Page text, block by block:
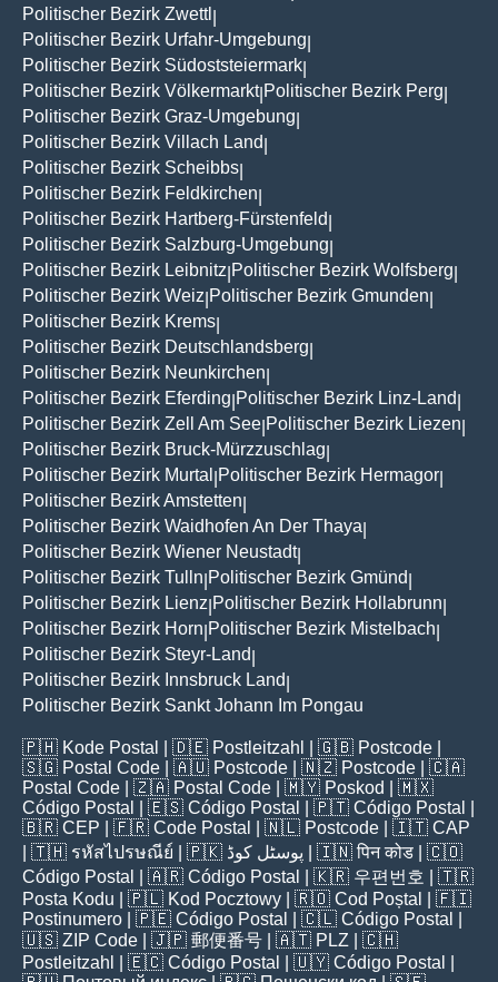
Politischer Bezirk Zwettl
Politischer Bezirk Urfahr-Umgebung
Politischer Bezirk Südoststeiermark
Politischer Bezirk Völkermarkt| Politischer Bezirk Perg
Politischer Bezirk Graz-Umgebung
Politischer Bezirk Villach Land
Politischer Bezirk Scheibbs
Politischer Bezirk Feldkirchen
Politischer Bezirk Hartberg-Fürstenfeld
Politischer Bezirk Salzburg-Umgebung
Politischer Bezirk Leibnitz Politischer Bezirk Wolfsberg
Politischer Bezirk Weiz Politischer Bezirk Gmunden
Politischer Bezirk Krems
Politischer Bezirk Deutschlandsberg
Politischer Bezirk Neunkirchen
Politischer Bezirk Eferding Politischer Bezirk Linz-Land
Politischer Bezirk Zell Am See Politischer Bezirk Liezen
Politischer Bezirk Bruck-Mürzzuschlag
Politischer Bezirk Murtal
Politischer Bezirk Hermagor
Politischer Bezirk Amstetten
Politischer Bezirk Waidhofen An Der Thaya
Politischer Bezirk Wiener Neustadt|
Politischer Bezirk Tulln Politischer Bezirk Gmünd
Politischer Bezirk Lienz Politischer Bezirk Hollabrunn
Politischer Bezirk Horn Politischer Bezirk Mistelbach
Politischer Bezirk Steyr-Land
Politischer Bezirk Innsbruck Land
Politischer Bezirk Sankt Johann Im Pongau
🇵🇭 Kode Postal | 🇩🇪 Postleitzahl | 🇬🇧 Postcode
🇸🇬 Postal Code | 🇦🇺 Postcode | 🇳🇿 Postcode | 🇨🇦
Postal Code | 🇿🇦 Postal Code | 🇲🇾 Poskod
| 🇲🇽
Código Postal
| 🇪🇸 Código Postal | 🇵🇹 Código Postal
🇧🇷 CEP | 🇫🇷 Code Postal | 🇳🇱 Postcode | 🇮🇹 CAP
| 🇹🇭 รหัสไปรษณีย์ | 🇵🇰 پوسٹل کوڈ | 🇮🇳पिन कोड | 🇨🇴
Código Postal
| 🇦🇷 Código Postal | 🇰🇷 우편번호
| 🇹🇷
Posta Kodu | 🇵🇱 Kod Pocztowy | 🇷🇴 Cod Poștal
| 🇫🇮
Postinumero | 🇵🇪 Código Postal | 🇨🇱 Código Postal
🇺🇸 ZIP Code | 🇯🇵 郵便番号 | 🇦🇹 PLZ | 🇨🇭
Postleitzahl
| 🇪🇨 Código Postal | 🇺🇾 Código Postal